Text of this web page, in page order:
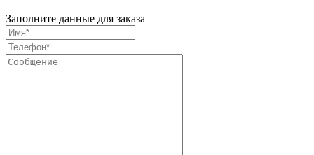
Заполните данные для заказа